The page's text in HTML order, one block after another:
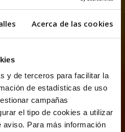
Acerca de las cookies
y de terceros para facilitar la
de estadísticas de uso
campañas
el tipo de cookies a utilizar
aviso. Para más información